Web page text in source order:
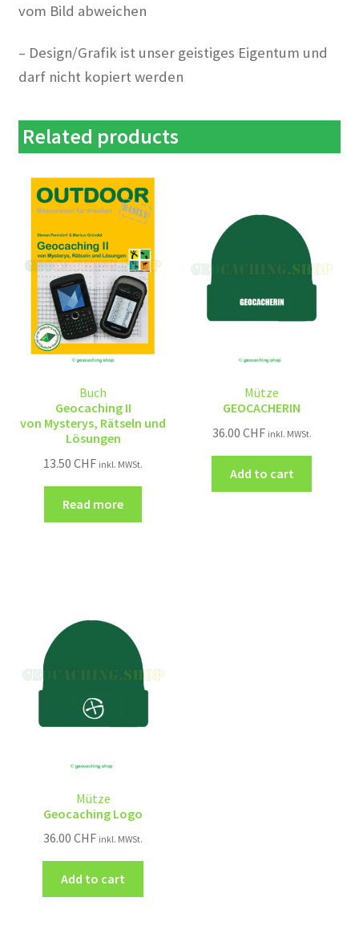
vom Bild abweichen
– Design/Grafik ist unser geistiges Eigentum und
darf nicht kopiert werden
Related products
Buch
Geocaching II
von Mysterys, Rätseln und
Lösungen
13.50CHF inkl. MWSt.
Read more
Mütze
GEOCACHERIN
36.00 CHF inkl. MWSt.
Add to cart
Mütze
Geocaching Logo
36.00CHF inkl. MWSt.
Add to cart